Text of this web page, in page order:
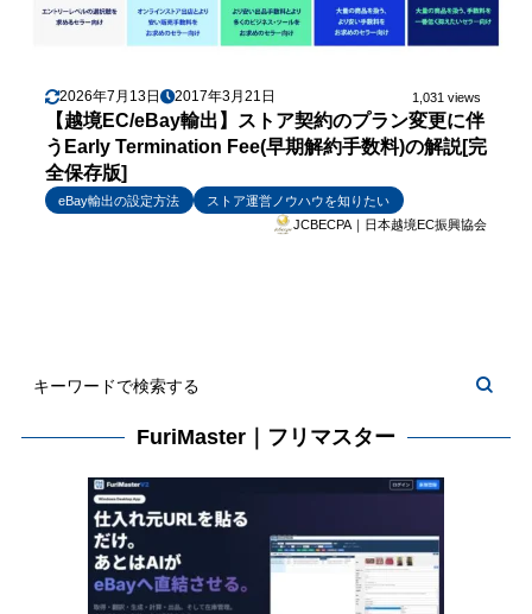
2026年7月13日 2017年3月21日 1,031 views
【越境EC/eBay輸出】ストア契約のプラン変更に伴
うEarly Termination Fee(早期解約手数料)の解説[完
全保存版]
eBay輸出の設定方法
ストア運営ノウハウを知りたい
JCBECPA｜日本越境EC振興協会
FuriMaster｜フリマスター